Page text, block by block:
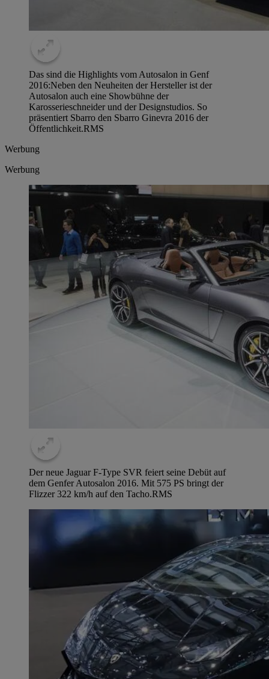
Das sind die Highlights vom Autosalon in Genf
2016:Neben den Neuheiten der Hersteller ist der
Autosalon auch eine Showbühne der
Karosserieschneider und der Designstudios. So
präsentiert Sbarro den Sbarro Ginevra 2016 der
Öffentlichkeit.RMS
Werbung
Werbung
Der neue Jaguar F-Type SVR feiert seine Debüt auf
dem Genfer Autosalon 2016. Mit 575 PS bringt der
Flizzer 322 km/h auf den Tacho.RMS